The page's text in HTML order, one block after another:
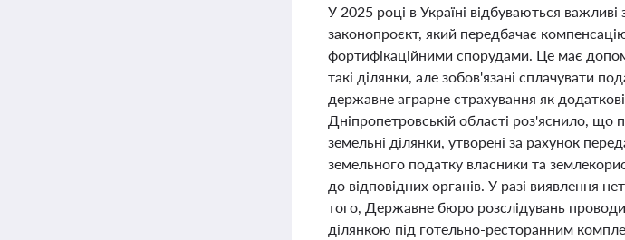
У 2025 році в Україні відбуваються
законопроєкт, який передбачає
фортифікаційними спорудами. Це має
такі ділянки, але зобов'язані сплачувати
державне аграрне страхування як
Дніпропетровській області роз'яснило, що
земельні ділянки, утворені за рахунок
земельного податку власники та
до відповідних органів. У разі виявлення
того, Державне бюро розслідувань
ділянкою під готельно-ресторанним